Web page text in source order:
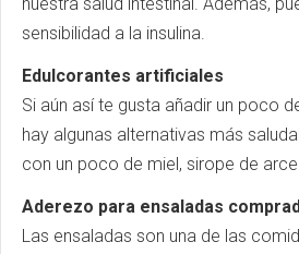
nuestra salud intestinal. Además,
sensibilidad a la insulina.
Edulcorantes artificiales
Si aún así te gusta añadir un poco
hay algunas alternativas más
con un poco de miel, sirope de
Aderezo para ensaladas
Las ensaladas son una de las